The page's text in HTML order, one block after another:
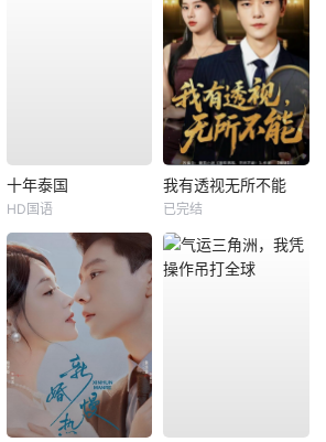
十年泰国
HD国语
我有透视无所不能
已完结